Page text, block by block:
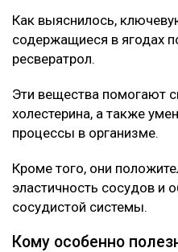
Как выяснилось,
содержащиеся в ягодах
ресвератрол.
Эти вещества помогают
холестерина, а также
процессы в организме.
Кроме того, они
эластичность сосудов и
сосудистой системы.
Кому особенно